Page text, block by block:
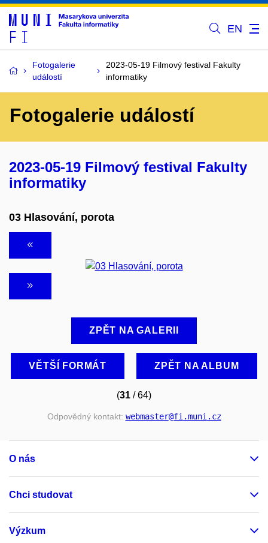
EN
Fotogalerie
událostí
2023-05-19 Filmový festival Fakulty
informatiky
Fotogalerie událostí
2023-05-19 Filmový festival Fakulty
informatiky
03 Hlasování, porota
ZPĚT NA GALERII
VĚTŠÍ FORMÁT ZPĚT NA ALBUM
(31 / 64)
Odpovědný kontakt: webmaster@fi.muni.cz
O nás
Chci studovat
Výzkum